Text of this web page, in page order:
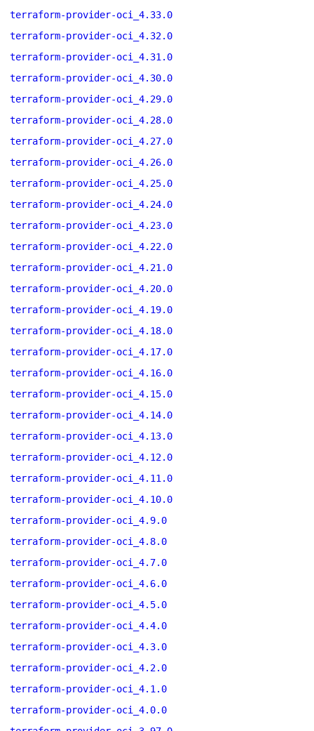
terraform-provider-oci_4.33.0
terraform-provider-oci_4.32.0
terraform-provider-oci_4.31.0
terraform-provider-oci_4.30.0
terraform-provider-oci_4.29.0
terraform-provider-oci_4.28.0
terraform-provider-oci_4.27.0
terraform-provider-oci_4.26.0
terraform-provider-oci_4.25.0
terraform-provider-oci_4.24.0
terraform-provider-oci_4.23.0
terraform-provider-oci_4.22.0
terraform-provider-oci_4.21.0
terraform-provider-oci_4.20.0
terraform-provider-oci_4.19.0
terraform-provider-oci_4.18.0
terraform-provider-oci_4.17.0
terraform-provider-oci_4.16.0
terraform-provider-oci_4.15.0
terraform-provider-oci_4.14.0
terraform-provider-oci_4.13.0
terraform-provider-oci_4.12.0
terraform-provider-oci_4.11.0
terraform-provider-oci_4.10.0
terraform-provider-oci_4.9.0
terraform-provider-oci_4.8.0
terraform-provider-oci_4.7.0
terraform-provider-oci_4.6.0
terraform-provider-oci_4.5.0
terraform-provider-oci_4.4.0
terraform-provider-oci_4.3.0
terraform-provider-oci_4.2.0
terraform-provider-oci_4.1.0
terraform-provider-oci_4.0.0